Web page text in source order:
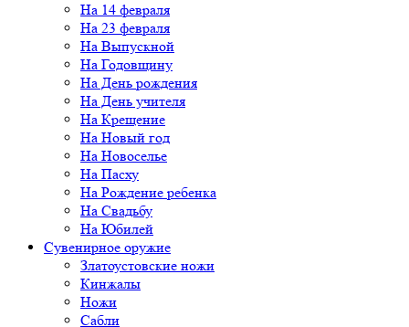
На 14 февраля
На 23 февраля
На Выпускной
На Годовщину
На День рождения
На День учителя
На Крещение
На Новый год
На Новоселье
На Пасху
На Рождение ребенка
На Свадьбу
На Юбилей
Сувенирное оружие
Златоустовские ножи
Кинжалы
Ножи
Сабли